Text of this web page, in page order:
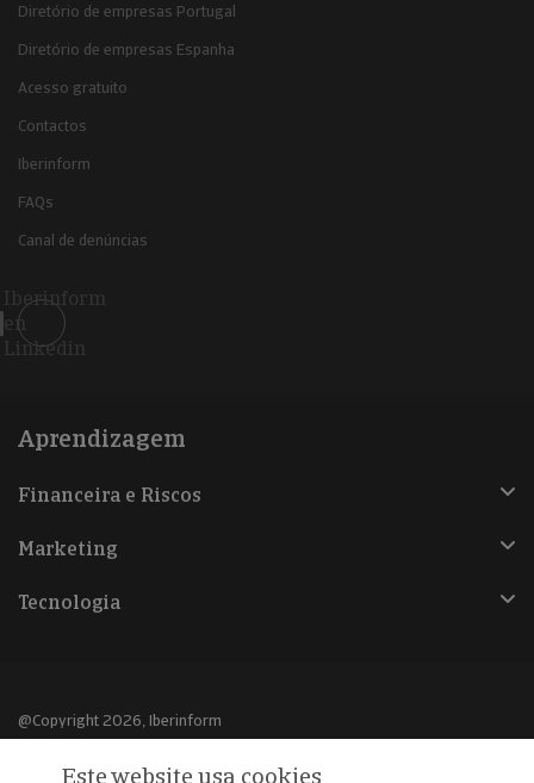
Diretório de empresas Portugal
Diretório de empresas Espanha
Acesso gratuito
Contactos
Iberinform
FAQs
Canal de denúncias
Iberinform
en
Linkedin
Aprendizagem
Financeira e Riscos
Marketing
Tecnologia
@Copyright 2026, Iberinform
Este website usa cookies